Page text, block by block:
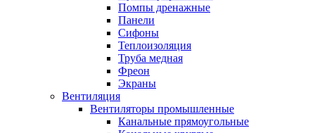
Помпы дренажные
Панели
Сифоны
Теплоизоляция
Труба медная
Фреон
Экраны
Вентиляция
Вентиляторы промышленные
Канальные прямоугольные